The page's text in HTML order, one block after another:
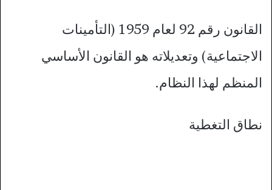
القانون رقم 92 لعام 1959 (التأمينات
الاجتماعية) وتعديلاته هو القانون الأساسي
المنظم لهذا النظام.
نطاق التغطية